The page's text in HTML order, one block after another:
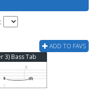
ADD TO FAVS
3) Bass Tab